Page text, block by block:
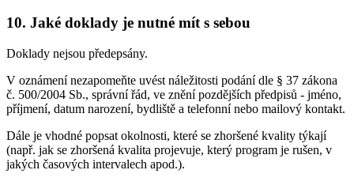
10. Jaké doklady je nutné mít s sebou
Doklady nejsou předepsány.
V oznámení nezapomeňte uvést náležitosti podání dle § 37 zákona
č. 500/2004 Sb., správní řád, ve znění pozdějších předpisů - jméno,
příjmení, datum narození, bydliště a telefonní nebo mailový kontakt.
Dále je vhodné popsat okolnosti, které se zhoršené kvality týkají
(např. jak se zhoršená kvalita projevuje, který program je rušen, v
jakých časových intervalech apod.).